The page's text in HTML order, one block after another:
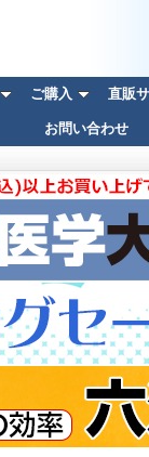
ご購入 直販
お問い合わせ